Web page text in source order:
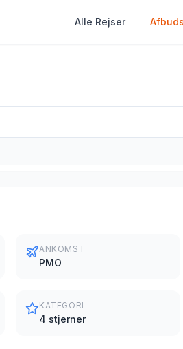
Alle Rejser
ANKOMST
PMO
KATEGORI
4 stjerner